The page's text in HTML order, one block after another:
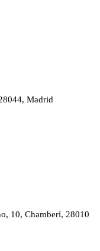
Madrid
10, Chamberí, 28010